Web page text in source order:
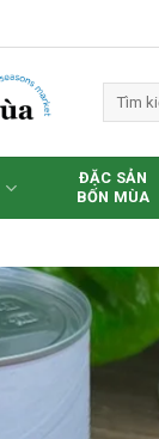
Tìm
ĐẶC SẢN
BỐN MÙA